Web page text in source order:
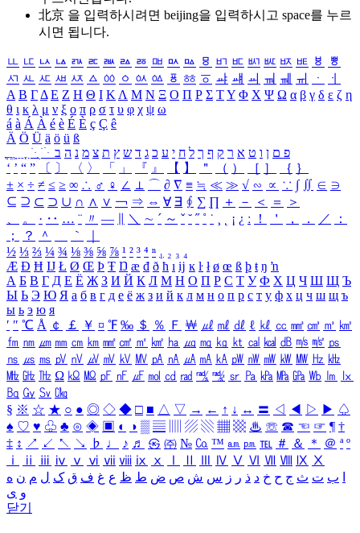
北京 을 입력하시려면 beijing을 입력하시고 space를 누르
시면 됩니다.
ㅥ ㅦ ㅧ ㅨ ㅩ ㅪ ㅫ ㅬ ㅭ ㅮ ㅯ ㅰ ㅱ ㅲ ㅳ ㅴ ㅵ ㅶ ㅷ ㅸ
ㅹ
ㅺ ㅻ ㅼ ㅽ ㅾ ㅿ ㆀ ㆁ ㆂ ㆃ ㆄ ㆅ ㆆ ㆇ ㆈ ㆉ ㆊ ㆋ ㆌ ㆍ
ㆎ
Α Β ΓΔ Ε Ζ Η Θ Ι ΚΛ Μ Ν Ξ Ο Π Ρ Σ ΤΥ Φ Χ Ψ Ω α β γ δ ε ζ η
θ ι κ λ μ ν ξ ο π ρ σ τ υ φ χ ψ ω
á à Á À é è É È ç Ç ê
Ä Ö Ü ä ö ü ß
ִֶֹ ֻּ ׁׂ פ ם ן ו ט א ר ק ף ך ל ח י ע כ ג ד ש ץ ת צ מ נ ה ב
‘ ’ “ ” 〔 〕 〈 〉 「 」 『 』 【 】 ＂ （ ） ［ ］ ｛ ｝
± × ÷ ≠ ≤ ≥ ∞ ∴ ♂ ♀ ∠ ⊥ ⌒ ∂ ∇ ≡ ≒ ≪ ≫ √ ∽ ∝ ∵ ∫ ∬ ∈ ∋
⊆ ⊇ ⊂ ⊃ ∪ ∩ ∧ ∨ ￢ ⇒ ⇔ ∀ ∃ ∮ ∑ ∏ ＋ － ＜ ＝
＞
、
。 · ‥ … ¨ 〃 ― ＼ ∼ ´ ～ ˇ ˘ ˝ ˚ ˙ ¸ ¡ ¿ ː ！ ＇ ， ． ／
：
；
？ ＾ ｀
½ ⅓ ⅔ ¼ ¾ ⅛ ⅜ ⅝ ⅞ ¹ ² ³ ⁴ ⁿ ₁ ₂ ₃ ₄
Æ Ð Ħ Ĳ Ł Ø Œ Þ Ŧ Ŋ æ đ ð ħ ı ĳ ĸ ŀ ł ø œ ß þ ŧ ŋ ŉ
А Б В Г Д Е Ё Ж З И Й К Л М Н О П Р С Т У Ф Х Ц Ч Ш Щ Ъ
Ы Ь Э Ю Я а б в г д е ё ж з и й к л м н о п р с т у ф х ц ч ш щ ъ
ы ь э ю я
′ ″ ℃ Å ￠ ￡ ￥ ¤ ℉ ‰ ＄ ％ Ｆ ￦ ㎕ ㎖ ㎗ ℓ ㎘ ㏄ ㎣ ㎤ ㎥ ㎦
㎙ ㎚ ㎛ ㎜ ㎝ ㎞ ㎟ ㎠ ㎡ ㎢ ㏊ ㎍ ㎎ ㎏ ㏏ ㎈ ㎉ ㏈ ㎧ ㎨ ㎰
㎱ ㎲ ㎳ ㎴ ㎵ ㎶ ㎷ ㎸ ㎹ ㎀ ㎁ ㎂ ㎃ ㎄ ㎺ ㎻ ㎽ ㎾ ㎿ ㎐ ㎑
㎒ ㎓ ㎔ Ω ㏀ ㏁ ㎊ ㎋ ㎌ ㏖ ㏅ ㎭ ㎮ ㎯ ㏛ ㎩ ㎪ ㎫ ㎬ ㏝ ㏐
㏓
㏃ ㏉ ㏜ ㏆
§ ※ ☆ ★ ○ ● ◎ ◇ ◆ □ ■ △ ▽ → ← ↑ ↓ ↔ 〓 ◁ ◀ ▷ ▶ ♤
♠ ♡ ♥ ♧ ♣ ⊙ ◈ ▣ ◐ ◑ ▒ ▤ ▨ ▧ ▦ ▩ ♨ ☏ ☎ ☜ ☞ ¶ †
‡ ↕ ↗ ↙ ↖ ↘ ♭ ♩ ♪ ♬ ㉿ ㈜ № ㏇ ™ ㏂ ㏘ ℡ ＃ ＆ ＊ ＠ ª º
ⅰ
ⅱ ⅲ ⅳ ⅴ ⅵ ⅶ ⅷ ⅸ ⅹ Ⅳ Ⅴ Ⅵ Ⅶ Ⅷ Ⅸ Ⅹ
ب ت ث ج ح خ د ذ ر ز س ش ص ض ط ظ ع غ ف ق ک ل م ن ه
و ی
닫기